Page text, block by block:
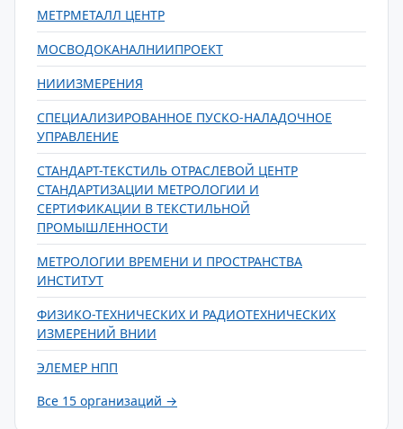
МЕТРМЕТАЛЛ ЦЕНТР
МОСВОДОКАНАЛНИИПРОЕКТ
НИИИЗМЕРЕНИЯ
СПЕЦИАЛИЗИРОВАННОЕ ПУСКО-НАЛАДОЧНОЕ
УПРАВЛЕНИЕ
СТАНДАРТ-ТЕКСТИЛЬ ОТРАСЛЕВОЙ ЦЕНТР
СТАНДАРТИЗАЦИИ МЕТРОЛОГИИ И
СЕРТИФИКАЦИИ В ТЕКСТИЛЬНОЙ
ПРОМЫШЛЕННОСТИ
МЕТРОЛОГИИ ВРЕМЕНИ И ПРОСТРАНСТВА
ИНСТИТУТ
ФИЗИКО-ТЕХНИЧЕСКИХ И РАДИОТЕХНИЧЕСКИХ
ИЗМЕРЕНИЙ ВНИИ
ЭЛЕМЕР НПП
Все 15 организаций →